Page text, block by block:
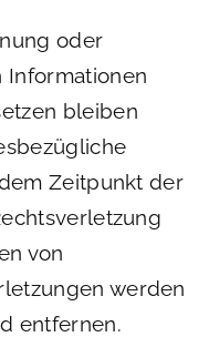
oder
Informationen
bleiben
Zeitpunkt der
von
werden
entfernen.